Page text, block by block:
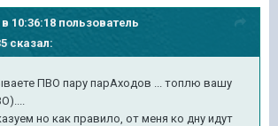
10:36:18 пользователь
сказал:
ПВО пару парАходов ... топлю вашу
но как правило, от меня ко дну идут